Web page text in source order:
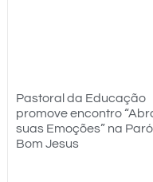
Pastoral da Educação
promove encontro
suas Emoções” na
Bom Jesus